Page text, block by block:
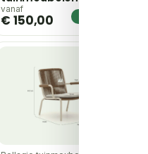
Caronia barstoel
stapelbaar – Taupe
vanaf
€ 150,00